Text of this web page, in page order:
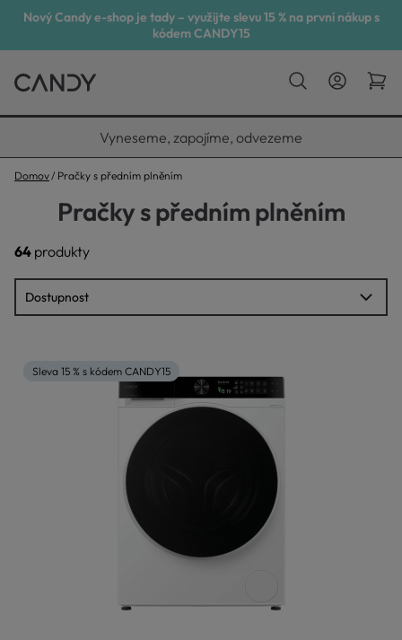
Nový Candy e-shop je tady – využijte slevu 15 % na první nákup s
kódem CANDY15
Vyneseme, zapojíme, odvezeme
Domov Pračky s předním plněním
Pračky s předním plněním
64 produkty
Sleva 15 % s kódem CANDY15